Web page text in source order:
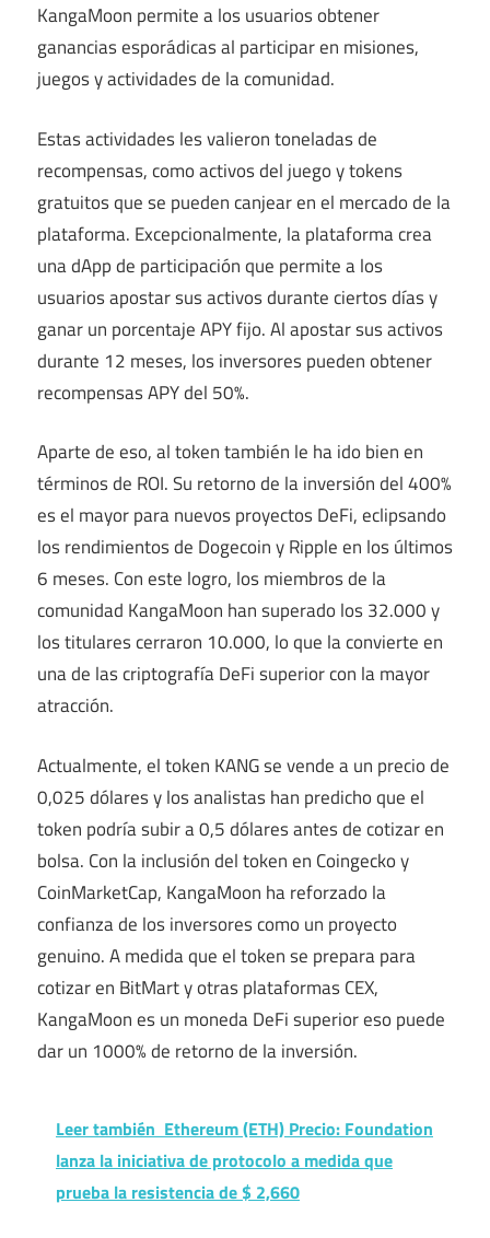
KangaMoon permite a los usuarios obtener
ganancias esporádicas al participar en misiones,
juegos y actividades de la comunidad.
Estas actividades les valieron toneladas de
recompensas, como activos del juego y tokens
gratuitos que se pueden canjear en el mercado de la
plataforma. Excepcionalmente, la plataforma crea
una dApp de participación que permite a los
usuarios apostar sus activos durante ciertos días y
ganar un porcentaje APY fijo. Al apostar sus activos
durante 12 meses, los inversores pueden obtener
recompensas APY del 50%.
Aparte de eso, al token también le ha ido bien en
términos de ROI. Su retorno de la inversión del 400%
es el mayor paranuevos proyectos DeFi, eclipsando
los rendimientos de Dogecoin y Ripple en los últimos
6 meses. Con este logro, los miembros de la
comunidad KangaMoon han superado los 32.000 y
los titulares cerraron 10.000, lo que la convierte en
una de lascriptografía DeFi superiorcon la mayor
atracción.
Actualmente, el token KANG se vende a un precio de
0,025 dólares y los analistas han predicho que el
token podría subir a 0,5 dólares antes de cotizar en
bolsa. Con la inclusión del token en Coingecko y
CoinMarketCap, KangaMoon ha reforzado la
confianza de los inversores como un proyecto
genuino. A medida que el token se prepara para
cotizar en BitMart y otras plataformas CEX,
KangaMoon es un moneda DeFi superioreso puede
dar un 1000% de retorno de la inversión.
Leer también Ethereum (ETH) Precio: Foundation
lanza la iniciativa de protocolo a medida que
prueba la resistencia de $ 2,660